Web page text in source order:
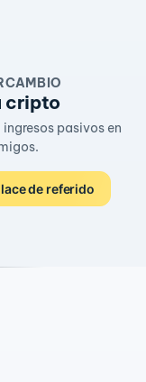
cripto
pasivos en
de referido